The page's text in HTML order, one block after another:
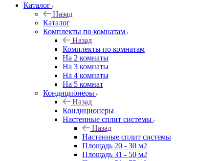
Каталог
Назад
Каталог
Комплекты по комнатам
Назад
Комплекты по комнатам
На 2 комнаты
На 3 комнаты
На 4 комнаты
На 5 комнат
Кондиционеры
Назад
Кондиционеры
Настенные сплит системы
Назад
Настенные сплит системы
Площадь 20 - 30 м2
Площадь 31 - 50 м2